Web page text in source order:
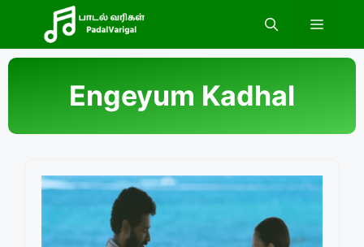
content
Menu
Engeyum Kadhal